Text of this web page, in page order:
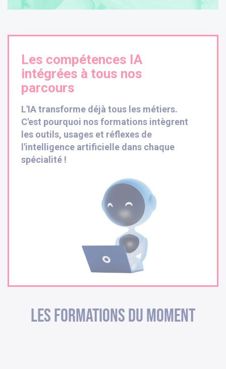
Les compétences IA
intégrées à tous nos
parcours
L'IA transforme déjà tous les métiers.
C'est pourquoi nos formations intègrent
les outils, usages et réflexes de
l'intelligence artificielle dans chaque
spécialité !
Les formations du moment